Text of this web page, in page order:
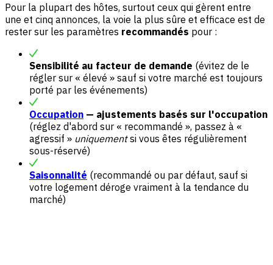
Pour la plupart des hôtes, surtout ceux qui gèrent entre
une et cinq annonces, la voie la plus sûre et efficace est de
rester sur les paramètres recommandés pour :
Sensibilité au facteur de demande (évitez de le
régler sur « élevé » sauf si votre marché est toujours
porté par les événements)
Occupation — ajustements basés sur l'occupation
(réglez d'abord sur « recommandé », passez à «
agressif » uniquementsi vous êtes régulièrement
sous-réservé)
Saisonnalité (recommandé ou par défaut, sauf si
votre logement déroge vraiment à la tendance du
marché)